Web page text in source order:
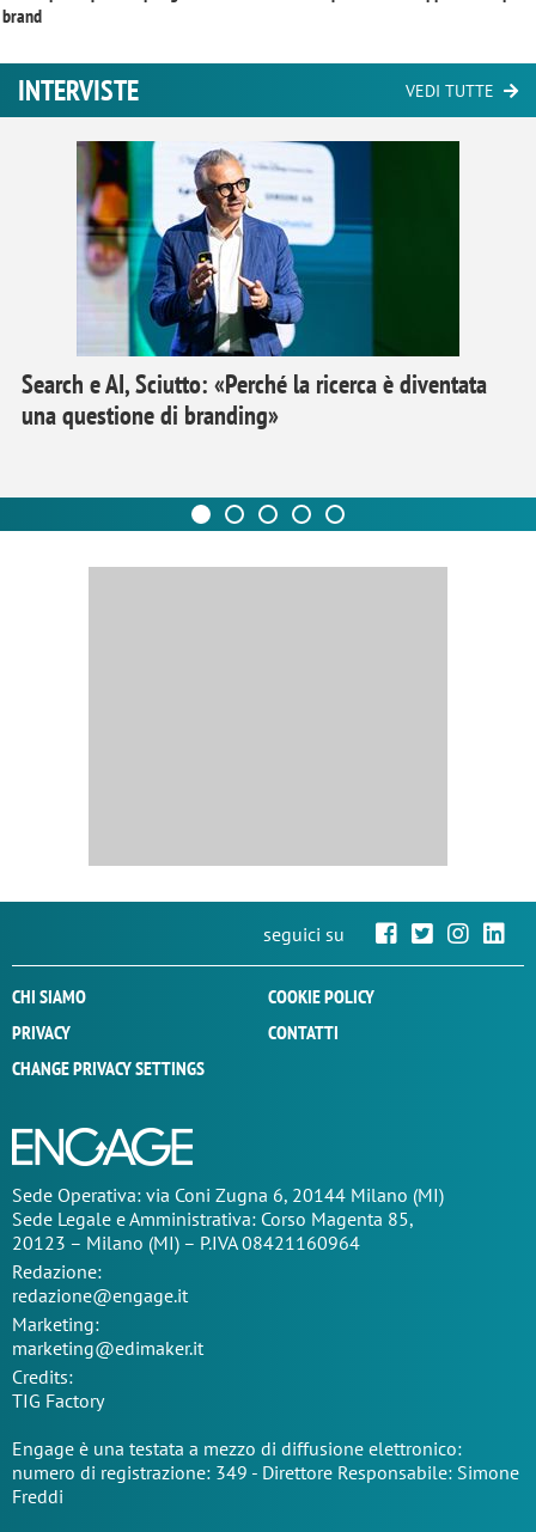
brand
INTERVISTE VEDI TUTTE
Search e AI, Sciutto: «Perché la ricerca è diventata
una questione di branding»
seguici su
CHI SIAMO
COOKIE POLICY
PRIVACY
CONTATTI
CHANGE PRIVACY SETTINGS
Sede Operativa: via Coni Zugna 6, 20144 Milano (MI)
Sede Legale e Amministrativa: Corso Magenta 85,
20123 – Milano (MI) – P.IVA 08421160964
Redazione:
redazione@engage.it
Marketing:
marketing@edimaker.it
Credits:
TIG Factory
Engage è una testata a mezzo di diffusione elettronico:
numero di registrazione: 349 - Direttore Responsabile: Simone
Freddi